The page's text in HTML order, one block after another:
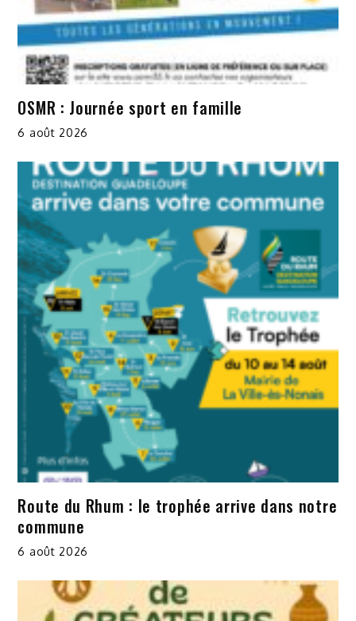
OSMR : Journée sport en famille
6 août 2026
Route du Rhum : le trophée arrive dans notre
commune
6 août 2026